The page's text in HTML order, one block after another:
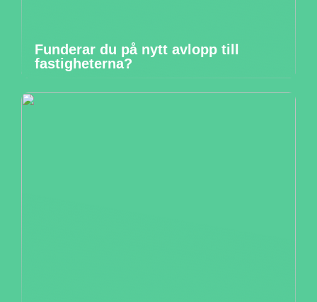
Funderar du på nytt avlopp till
fastigheterna?